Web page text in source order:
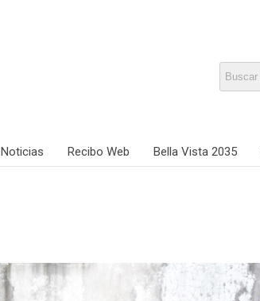
Noticias Recibo Web Bella Vista 2035